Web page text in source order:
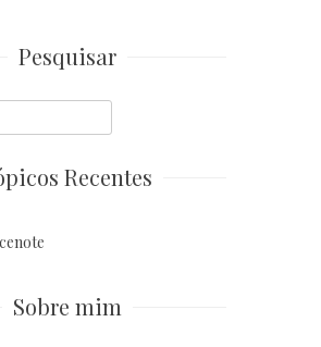
Pesquisar
Recentes
Sobre mim